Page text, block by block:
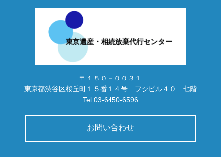
〒１５０－００３１
東京都渋谷区桜丘町１５番１４号 フジビル４０ 七階
Tel:03-6450-6596
お問い合わせ